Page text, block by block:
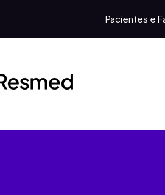
Pacientes e